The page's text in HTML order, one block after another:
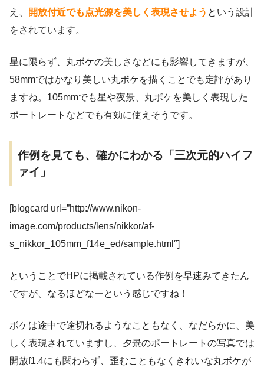
え、 開放付近でも点光源を美しく表現させよう という設計
をされています。
星に限らず、丸ボケの美しさなどにも影響してきますが、
58mmではかなり美しい丸ボケを描くことでも定評があり
ますね。105mmでも星や夜景、丸ボケを美しく表現した
ポートレートなどでも有効に使えそうです。
作例を見ても、確かにわかる「三次元的ハイフ
ァイ」
[blogcard url=”http://www.nikon-
image.com/products/lens/nikkor/af-
s_nikkor_105mm_f14e_ed/sample.html″]
ということでHPに掲載されている作例を早速みてきたん
ですが、なるほどなーという感じですね！
ボケは途中で途切れるようなこともなく、なだらかに、美
しく表現されていますし、夕景のポートレートの写真では
開放f1.4にも関わらず、歪むこともなくきれいな丸ボケが